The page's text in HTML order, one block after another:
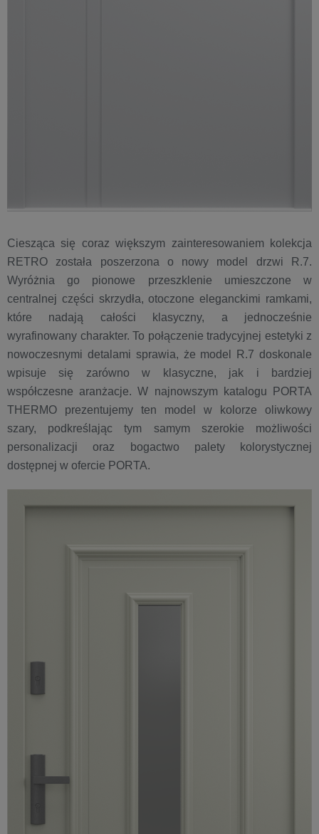
Ciesząca się coraz większym zainteresowaniem kolekcja
RETRO została poszerzona o nowy model drzwi R.7.
Wyróżnia go pionowe przeszklenie umieszczone w
centralnej części skrzydła, otoczone eleganckimi ramkami,
które nadają całości klasyczny, a jednocześnie
wyrafinowany charakter. To połączenie tradycyjnej estetyki z
nowoczesnymi detalami sprawia, że model R.7 doskonale
wpisuje się zarówno w klasyczne, jak i bardziej
współczesne aranżacje. W najnowszym katalogu PORTA
THERMO prezentujemy ten model w kolorze oliwkowy
szary, podkreślając tym samym szerokie możliwości
personalizacji oraz bogactwo palety kolorystycznej
dostępnej w ofercie PORTA.